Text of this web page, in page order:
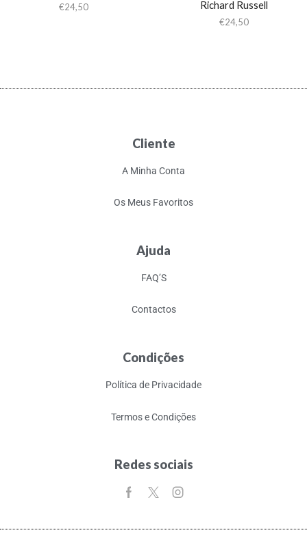
€24,50
Richard Russell
€24,50
Cliente
A Minha Conta
Os Meus Favoritos
Ajuda
FAQ’S
Contactos
Condições
Política de Privacidade
Termos e Condições
Redes sociais